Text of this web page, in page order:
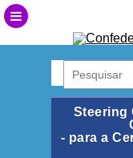
Steering
- para a